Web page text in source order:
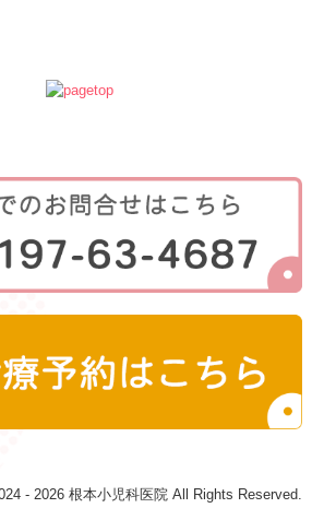
- 2026 根本小児科医院 All Rights Reserved.